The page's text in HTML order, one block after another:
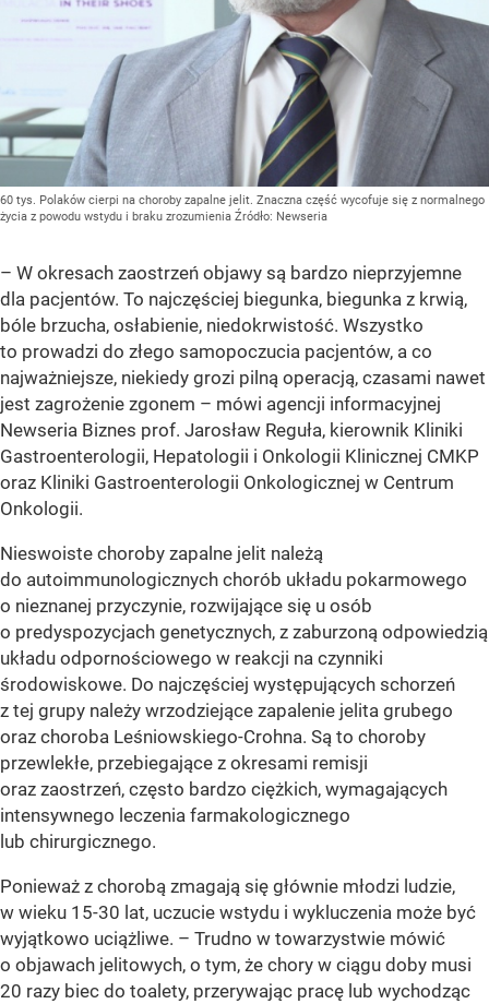
60 tys. Polaków cierpi na choroby zapalne jelit. Znaczna część wycofuje się z normalnego
życia z powodu wstydu i braku zrozumienia Źródło: Newseria
– W okresach zaostrzeń objawy są bardzo nieprzyjemne
dla pacjentów. To najczęściej biegunka, biegunka z krwią,
bóle brzucha, osłabienie, niedokrwistość. Wszystko
to prowadzi do złego samopoczucia pacjentów, a co
najważniejsze, niekiedy grozi pilną operacją, czasami nawet
jest zagrożenie zgonem – mówi agencji informacyjnej
Newseria Biznes prof. Jarosław Reguła, kierownik Kliniki
Gastroenterologii, Hepatologii i Onkologii Klinicznej CMKP
oraz Kliniki Gastroenterologii Onkologicznej w Centrum
Onkologii.
Nieswoiste choroby zapalne jelit należą
do autoimmunologicznych chorób układu pokarmowego
o nieznanej przyczynie, rozwijające się u osób
o predyspozycjach genetycznych, z zaburzoną odpowiedzią
układu odpornościowego w reakcji na czynniki
środowiskowe. Do najczęściej występujących schorzeń
z tej grupy należy wrzodziejące zapalenie jelita grubego
oraz choroba Leśniowskiego-Crohna. Są to choroby
przewlekłe, przebiegające z okresami remisji
oraz zaostrzeń, często bardzo ciężkich, wymagających
intensywnego leczenia farmakologicznego
lub chirurgicznego.
Ponieważ z chorobą zmagają się głównie młodzi ludzie,
w wieku 15-30 lat, uczucie wstydu i wykluczenia może być
wyjątkowo uciążliwe. – Trudno w towarzystwie mówić
o objawach jelitowych, o tym, że chory w ciągu doby musi
20 razy biec do toalety, przerywając pracę lub wychodząc